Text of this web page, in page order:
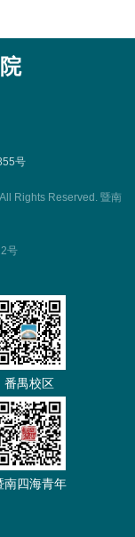
号
Rights Reserved. 暨南
号
番禺校区
南四海青年